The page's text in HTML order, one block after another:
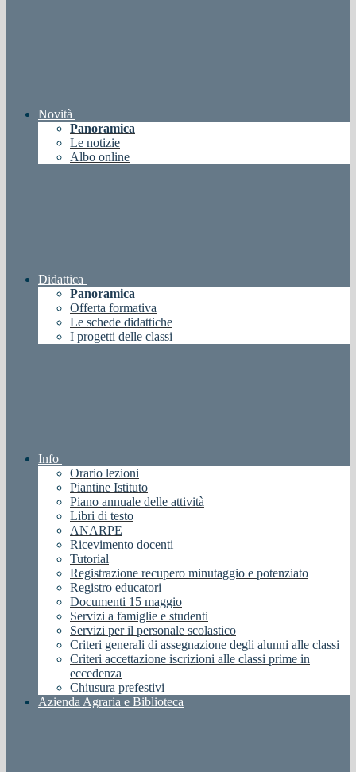
Novità
Panoramica
Le notizie
Albo online
Didattica
Panoramica
Offerta formativa
Le schede didattiche
I progetti delle classi
Info
Orario lezioni
Piantine Istituto
Piano annuale delle attività
Libri di testo
ANARPE
Ricevimento docenti
Tutorial
Registrazione recupero minutaggio e potenziato
Registro educatori
Documenti 15 maggio
Servizi a famiglie e studenti
Servizi per il personale scolastico
Criteri generali di assegnazione degli alunni alle classi
Criteri accettazione iscrizioni alle classi prime in
eccedenza
Chiusura prefestivi
Azienda Agraria e Biblioteca